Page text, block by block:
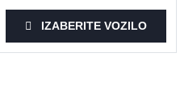
IZABERITE VOZILO